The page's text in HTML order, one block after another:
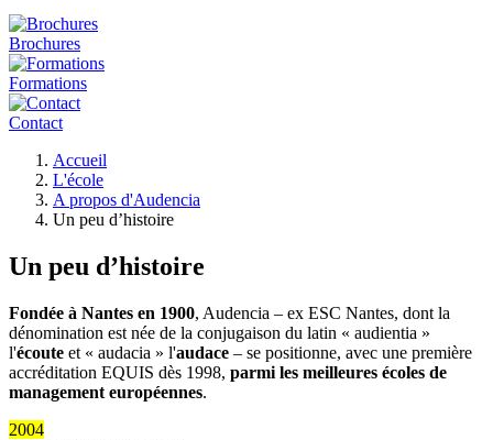
Brochures
Formations
Contact
d'Ariane
Accueil
L'école
A propos d'Audencia
Un peu d’histoire
Un peu d’histoire
Fondée à Nantes en 1900, Audencia – ex ESC Nantes, dont la
dénomination est née de la conjugaison du latin « audientia »
l'écoute et « audacia » l'audace – se positionne, avec une première
accréditation EQUIS dès 1998, parmi les meilleures écoles de
management européennes.
2004